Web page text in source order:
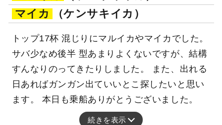
マイカ
（ケンサキイカ）
トップ17杯 混じりにマルイカやマイカでした。
サバ少なめ後半 型あまりよくないですが、結構
すんなりのってきたりしました。 また、出れる
日あればガンガン出ていいとこ探したいと思い
ます。 本日も乗船ありがとうございました。
続きを表示